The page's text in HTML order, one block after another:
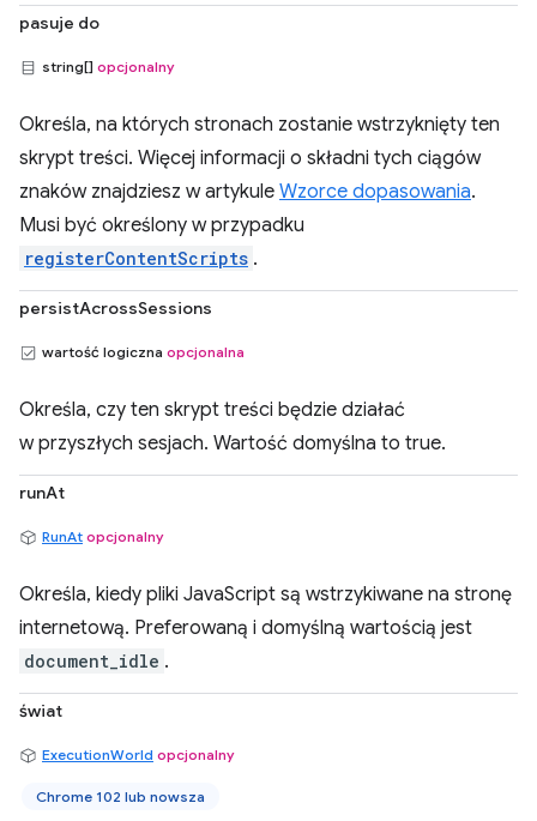
pasuje do
string[] opcjonalny
Określa, na których stronach zostanie wstrzyknięty ten
skrypt treści. Więcej informacji o składni tych ciągów
znaków znajdziesz w artykule Wzorce dopasowania.
Musi być określony w przypadku
registerContentScripts .
persistAcrossSessions
wartość logiczna opcjonalna
Określa, czy ten skrypt treści będzie działać
w przyszłych sesjach. Wartość domyślna to true.
runAt
RunAt opcjonalny
Określa, kiedy pliki JavaScript są wstrzykiwane na stronę
internetową. Preferowaną i domyślną wartością jest
document_idle .
świat
ExecutionWorld opcjonalny
Chrome 102 lub nowsza